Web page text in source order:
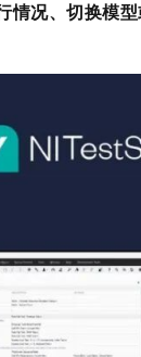
情况、切换模